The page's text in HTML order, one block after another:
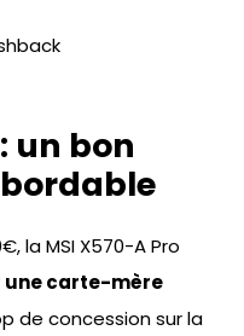
un bon
la MSI X570-A Pro
une carte-mère
de concession sur la